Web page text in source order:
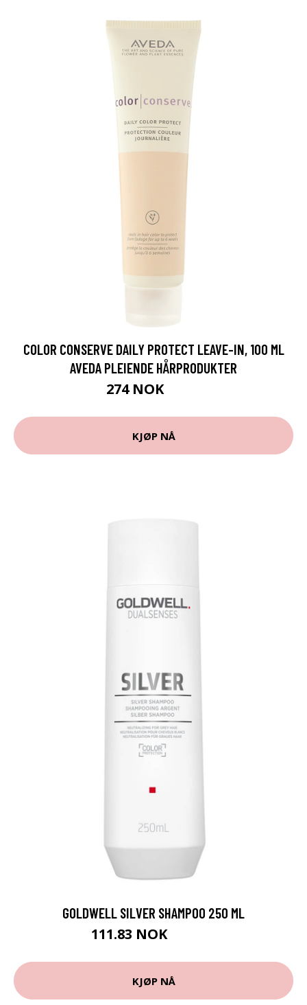
COLOR CONSERVE DAILY PROTECT LEAVE-IN, 100 ML
AVEDA PLEIENDE HÅRPRODUKTER
274 NOK
KJØP NÅ
GOLDWELL SILVER SHAMPOO 250 ML
111.83 NOK
KJØP NÅ